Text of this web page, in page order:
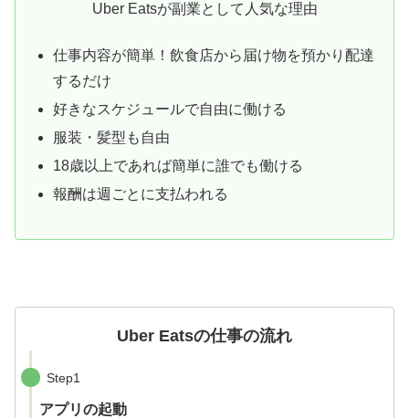
Uber Eatsが副業として人気な理由
仕事内容が簡単！飲食店から届け物を預かり配達
するだけ
好きなスケジュールで自由に働ける
服装・髪型も自由
18歳以上であれば簡単に誰でも働ける
報酬は週ごとに支払われる
Uber Eatsの仕事の流れ
Step1
アプリの起動